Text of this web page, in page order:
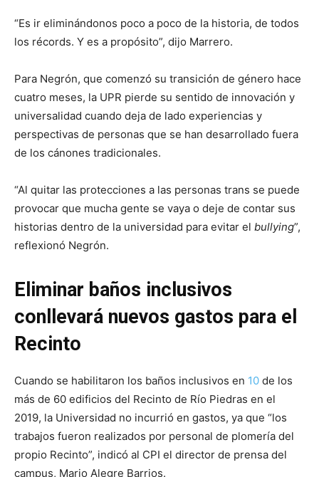
“Es ir eliminándonos poco a poco de la historia, de todos
los récords. Y es a propósito”, dijo Marrero.
Para Negrón, que comenzó su transición de género hace
cuatro meses, la UPR pierde su sentido de innovación y
universalidad cuando deja de lado experiencias y
perspectivas de personas que se han desarrollado fuera
de los cánones tradicionales.
“Al quitar las protecciones a las personas trans se puede
provocar que mucha gente se vaya o deje de contar sus
historias dentro de la universidad para evitar el bullying”,
reflexionó Negrón.
Eliminar baños inclusivos
conllevará nuevos gastos para el
Recinto
Cuando se habilitaron los baños inclusivos en 10 de los
más de 60 edificios del Recinto de Río Piedras en el
2019, la Universidad no incurrió en gastos, ya que “los
trabajos fueron realizados por personal de plomería del
propio Recinto”, indicó al CPI el director de prensa del
campus, Mario Alegre Barrios.